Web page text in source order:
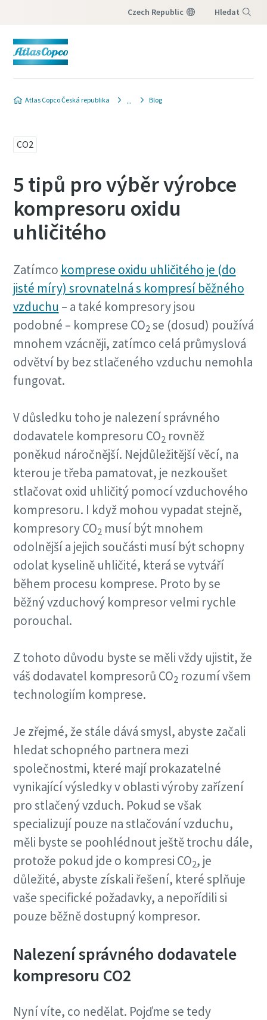
Czech Republic Hledat
Atlas Copco Česká republika Blog
10 steps to a green and more efficient
production
Carbon reduction for green production - all you need to
know
CO2
5 tipů pro výběr výrobce
kompresoru oxidu
uhličitého
Zatímco komprese oxidu uhličitého je (do
jisté míry) srovnatelná s kompresí běžného
vzduchu – a také kompresory jsou
podobné – komprese CO2 se (dosud) používá
mnohem vzácněji, zatímco celá průmyslová
odvětví by bez stlačeného vzduchu nemohla
fungovat.
V důsledku toho je nalezení správného
dodavatele kompresoru CO2 rovněž
poněkud náročnější. Nejdůležitější věcí, na
kterou je třeba pamatovat, je nezkoušet
stlačovat oxid uhličitý pomocí vzduchového
kompresoru. I když mohou vypadat stejně,
kompresory CO2 musí být mnohem
odolnější a jejich součásti musí být schopny
odolat kyselině uhličité, která se vytváří
během procesu komprese. Proto by se
běžný vzduchový kompresor velmi rychle
porouchal.
Z tohoto důvodu byste se měli vždy ujistit, že
váš dodavatel kompresorů CO2 rozumí všem
technologiím komprese.
Je zřejmé, že stále dává smysl, abyste začali
hledat schopného partnera mezi
společnostmi, které mají prokazatelné
vynikající výsledky v oblasti výroby zařízení
pro stlačený vzduch. Pokud se však
specializují pouze na stlačování vzduchu,
měli byste se poohlédnout ještě trochu dále,
protože pokud jde o kompresi CO2, je
důležité, abyste získali řešení, které splňuje
vaše specifické požadavky, a nepořídili si
pouze běžně dostupný kompresor.
Nalezení správného dodavatele
kompresoru CO2
Nyní víte, co nedělat. Pojďme se tedy